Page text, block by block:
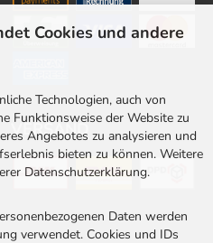
Cookies und andere
Technologien, auch von
Funktionsweise der Website zu
Angebotes zu analysieren und
bieten zu können. Weitere
Datenschutzerklärung.
Daten werden
verwendet. Cookies und IDs
VERSAND